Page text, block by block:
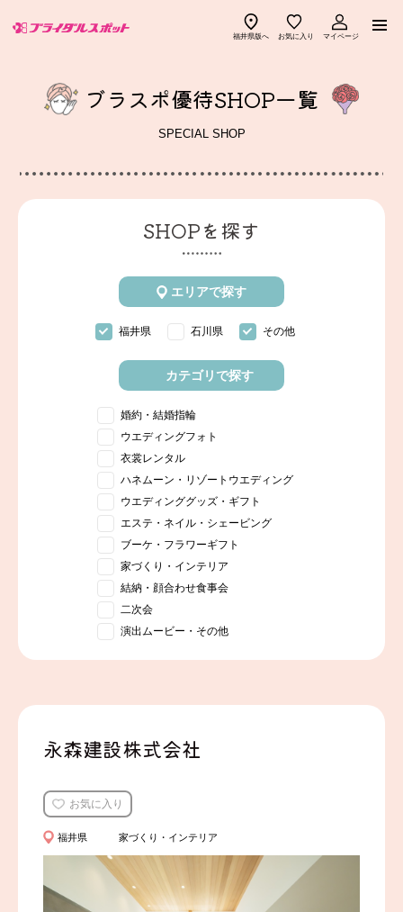
福井県版へ お気に入り マイページ
ブラスポ優待ショップ一覧
よくある質問 ブラスポマガジン
幸せ先輩カップル お知らせ
会社概要
お問い合わせ
来店予約ページへ
式場見学予約はこちら
LINEで気軽に相談
ブラスポ優待SHOP一覧
SPECIAL SHOP
SHOPを探す
エリアで探す
福井県 石川県 その他
カテゴリで探す
婚約・結婚指輪
ウエディングフォト
衣裳レンタル
ハネムーン・リゾートウエディング
ウエディンググッズ・ギフト
エステ・ネイル・シェービング
ブーケ・フラワーギフト
家づくり・インテリア
結納・顔合わせ食事会
二次会
演出ムービー・その他
永森建設株式会社
お気に入り
福井県 家づくり・インテリア